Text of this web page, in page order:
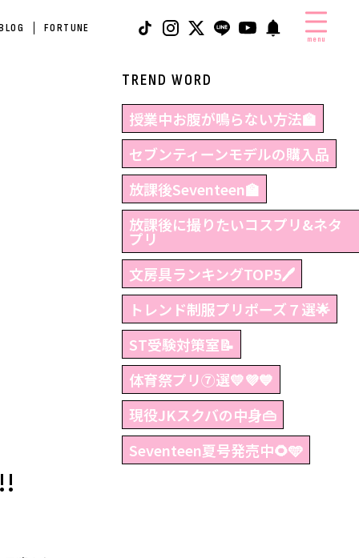
FORTUNE
menu
TREND WORD
授業中お腹が鳴らない方法🏫
セブンティーンモデルの購入品
放課後Seventeen🏫
放課後に撮りたいコスプリ&ネタ
プリ
文房具ランキングTOP5🖊
トレンド制服プリポーズ７選🌟
ST受験対策室📝
体育祭プリ⑦選💛💜💙
現役JKスクバの中身👜
Seventeen夏号発売中🌻🩵